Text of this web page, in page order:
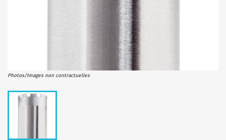
Photos/Images non contractuelles